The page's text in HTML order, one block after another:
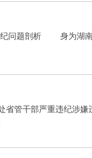
问题剖析 身为湖南
管干部严重违纪涉嫌